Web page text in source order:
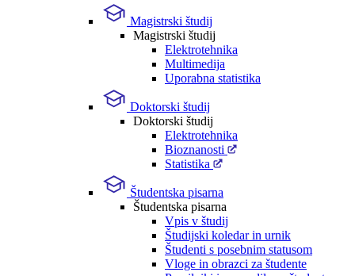
Magistrski študij
Magistrski študij
Elektrotehnika
Multimedija
Uporabna statistika
Doktorski študij
Doktorski študij
Elektrotehnika
Bioznanosti
Statistika
Študentska pisarna
Študentska pisarna
Vpis v študij
Študijski koledar in urnik
Študenti s posebnim statusom
Vloge in obrazci za študente